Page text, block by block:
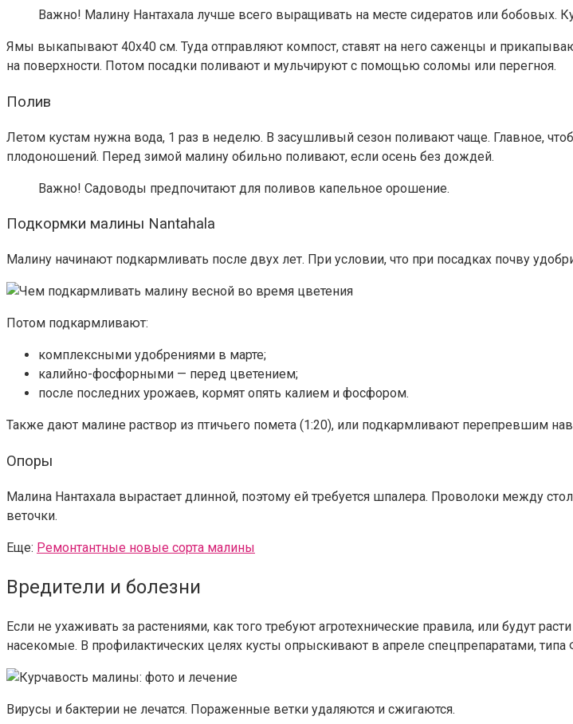
Важно! Малину Нантахала лучше всего выращивать на месте сидератов или
Ямы выкапывают 40х40 см. Туда отправляют компост, ставят на него саженцы и
на поверхности. Потом посадки поливают и мульчируют с помощью соломы или перегноя.
Полив
Летом кустам нужна вода, 1 раз в неделю. В засушливый сезон поливают чаще. Главное,
плодоношений. Перед зимой малину обильно поливают, если осень без дождей.
Важно! Садоводы предпочитают для поливов капельное орошение.
Подкормки малины Nantahala
Малину начинают подкармливать после двух лет. При условии, что при посадках почву
Потом подкармливают:
комплексными удобрениями в марте;
калийно-фосфорными — перед цветением;
после последних урожаев, кормят опять калием и фосфором.
Также дают малине раствор из птичьего помета (1:20), или подкармливают перепревшим
Опоры
Малина Нантахала вырастает длинной, поэтому ей требуется шпалера. Проволоки между
веточки.
Еще: Ремонтантные новые сорта малины
Вредители и болезни
Если не ухаживать за растениями, как того требуют агротехнические правила, или будут
насекомые. В профилактических целях кусты опрыскивают в апреле спецпрепаратами,
Вирусы и бактерии не лечатся. Пораженные ветки удаляются и сжигаются.